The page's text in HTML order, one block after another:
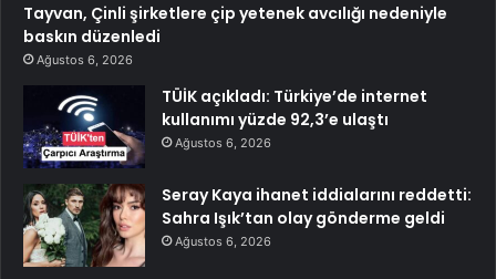
Tayvan, Çinli şirketlere çip yetenek avcılığı nedeniyle
baskın düzenledi
Ağustos 6, 2026
TÜİK açıkladı: Türkiye’de internet
kullanımı yüzde 92,3’e ulaştı
Ağustos 6, 2026
Seray Kaya ihanet iddialarını reddetti:
Sahra Işık’tan olay gönderme geldi
Ağustos 6, 2026